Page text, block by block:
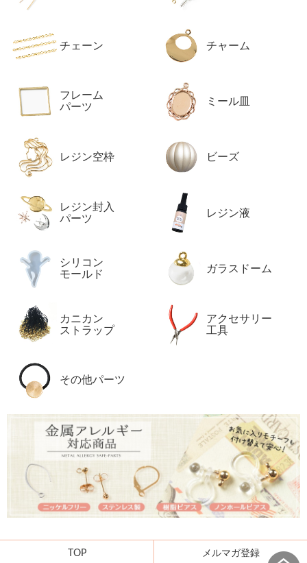
チェーン チャーム
フレーム
パーツ
ミール皿
レジン空枠 ビーズ
レジン封入
パーツ
レジン液
シリコン
モールド
ガラスドーム
カニカン
ストラップ
アクセサリー
工具
その他パーツ
TOP メルマガ登録